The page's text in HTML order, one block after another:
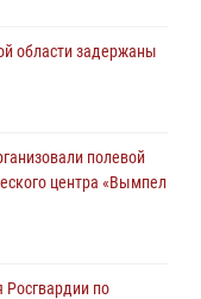
области задержаны
полевой
центра «Вымпел
Росгвардии по